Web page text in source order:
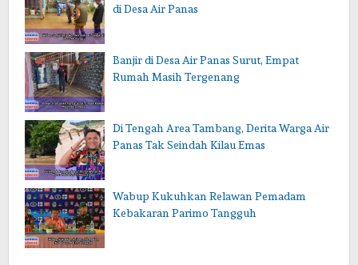
di Desa Air Panas
Banjir di Desa Air Panas Surut, Empat
Rumah Masih Tergenang
Di Tengah Area Tambang, Derita Warga Air
Panas Tak Seindah Kilau Emas
Wabup Kukuhkan Relawan Pemadam
Kebakaran Parimo Tangguh